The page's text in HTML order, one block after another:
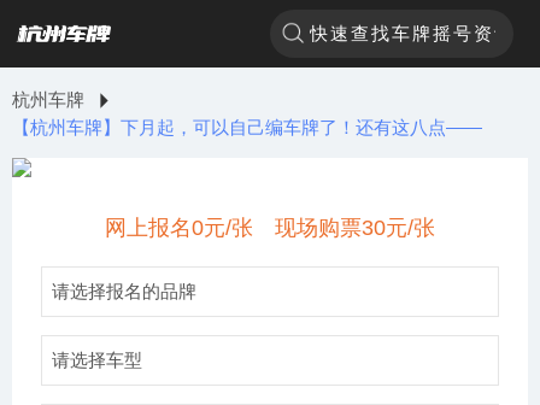
杭州车牌
【杭州车牌】下月起，可以自己编车牌了！还有这八点——
网上报名0元/张 现场购票30元/张